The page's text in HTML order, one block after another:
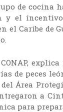
de cocina
y el
el Caribe de
de peces
Área
a
para